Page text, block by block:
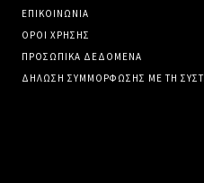
ΕΠΙΚΟΙΝΩΝΙΑ
ΟΡΟΙ ΧΡΗΣΗΣ
ΠΡΟΣΩΠΙΚΑ ΔΕΔΟΜΕΝΑ
ΔΗΛΩΣΗ ΣΥΜΜΟΡΦΩΣΗΣ ΜΕ ΤΗ